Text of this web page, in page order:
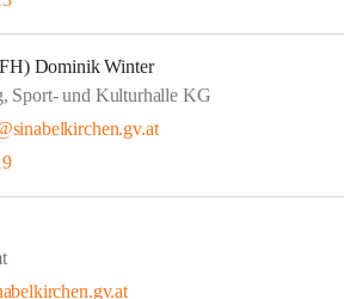
Dominik Winter
Sport- und Kulturhalle KG